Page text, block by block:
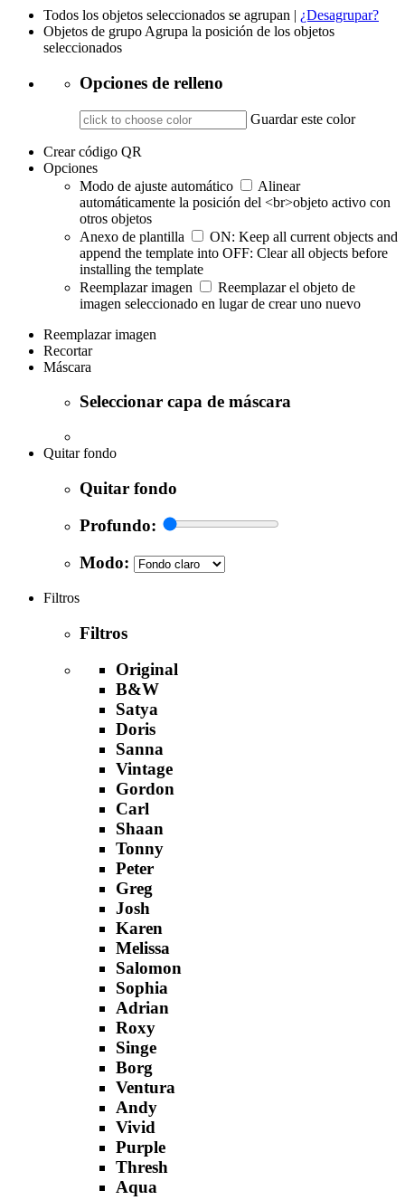
Todos los objetos seleccionados se agrupan | ¿Desagrupar?
Objetos de grupo Agrupa la posición de los objetos
seleccionados
Opciones de relleno
Guardar este color
Crear código QR
Opciones
Modo de ajuste automático
Alinear
automáticamente la posición del <br>objeto activo con
otros objetos
Anexo de plantilla
ON: Keep all current objects and
append the template into OFF: Clear all objects before
installing the template
Reemplazar imagen
Reemplazar el objeto de
imagen seleccionado en lugar de crear uno nuevo
Reemplazar imagen
Recortar
Máscara
Seleccionar capa de máscara
Quitar fondo
Quitar fondo
Profundo:
Modo:
Filtros
Filtros
Original
B&W
Satya
Doris
Sanna
Vintage
Gordon
Carl
Shaan
Tonny
Peter
Greg
Josh
Karen
Melissa
Salomon
Sophia
Adrian
Roxy
Singe
Borg
Ventura
Andy
Vivid
Purple
Thresh
Aqua